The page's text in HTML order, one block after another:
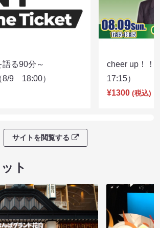
る90分～
8/9 18:00）
cheer up！
17:15）
¥1300 (税込)
サイトを閲覧する
ト